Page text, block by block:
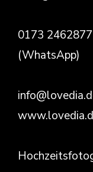
0173 2462877
(WhatsApp)